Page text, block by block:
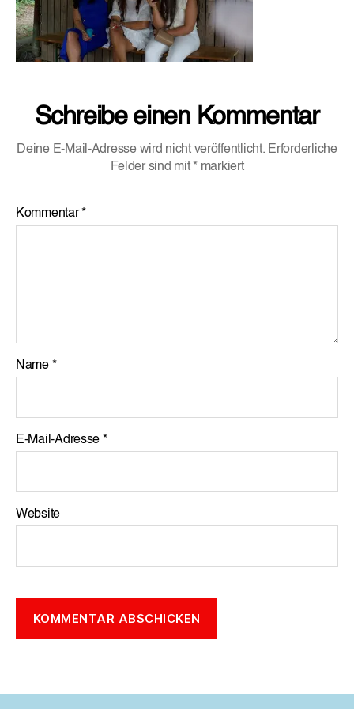
Schreibe einen Kommentar
Deine E-Mail-Adresse wird nicht veröffentlicht. Erforderliche
Felder sind mit * markiert
Kommentar*
Name *
E-Mail-Adresse *
Website